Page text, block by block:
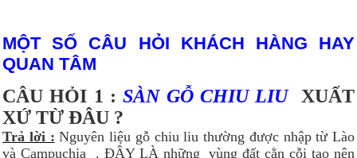
MỘT SỐ CÂU HỎI KHÁCH HÀNG HAY
QUAN TÂM
CÂU HỎI 1 : SÀN GỖ CHIU LIU
XUẤT
XỨ TỪ ĐÂU ?
Trả lời : Nguyên liệu gỗ chiu liu thường được nhập từ Lào
và Campuchia . ĐÂY LÀ những vùng đất cằn cỗi tạo nên